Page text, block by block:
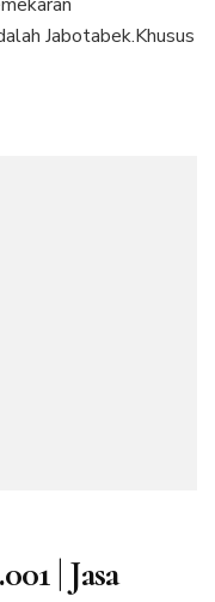
Jabotabek.Khusus
| Jasa